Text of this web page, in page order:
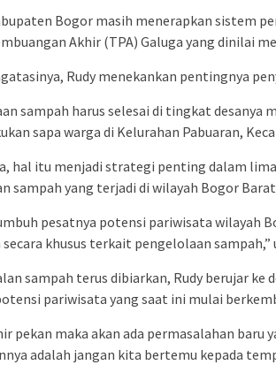
Bogor masih menerapkan sistem
Akhir (TPA) Galuga yang dinilai
Rudy menekankan pentingnya
sampah harus selesai di tingkat desanya
sapa warga di Kelurahan Pabuaran,
hal itu menjadi strategi penting dalam
sampah yang terjadi di wilayah Bogor
pesatnya potensi pariwisata wilayah
khusus terkait pengelolaan sampah,”
sampah terus dibiarkan, Rudy berujar ke
pariwisata yang saat ini mulai
pekan maka akan ada permasalahan
adalah jangan kita bertemu kepada